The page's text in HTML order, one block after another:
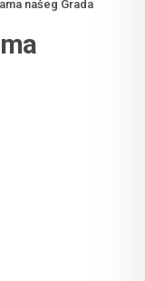
našeg Grada